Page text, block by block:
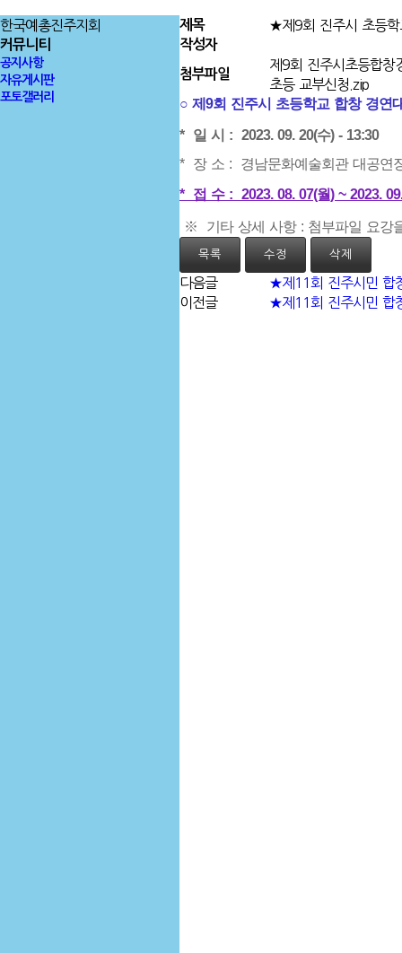
한국예총진주지회
커뮤니티
공지사항
자유게시판
포토갤러리
제목 ★제9회 진주시 초등
작성자
첨부파일
제9회 진주시초등합창
초등 교부신청.zip
○ 제9회 진주시 초등학교 합창 경연
* 일 시 : 2023. 09. 20(수) - 13:30
* 장 소 : 경남문화예술회관 대공연
* 접 수 : 2023. 08. 07(월) ~ 2023.
※ 기타 상세 사항 : 첨부파일 요강
목록 수정 삭제
다음글
★제11회 진주시민 합
이전글
★제11회 진주시민 합